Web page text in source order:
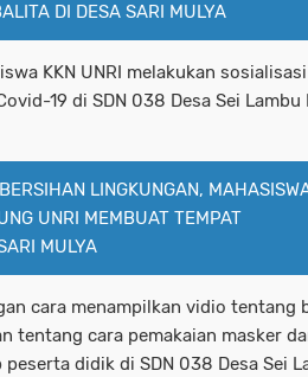
DI DESA SARI MULYA
KKN UNRI melakukan sosialisasi
19 di SDN 038 Desa Sei Lambu
LINGKUNGAN,
UNRI MEMBUAT TEMPAT
MULYA
cara menampilkan vidio tentang
tentang cara pemakaian masker
didik di SDN 038 Desa Sei